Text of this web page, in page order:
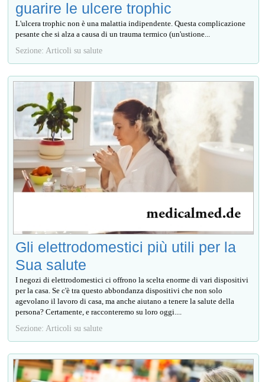
guarire le ulcere trophic
L'ulcera trophic non è una malattia indipendente. Questa complicazione
pesante che si alza a causa di un trauma termico (un'ustione...
Sezione: Articoli su salute
Gli elettrodomestici più utili per la
Sua salute
I negozi di elettrodomestici ci offrono la scelta enorme di vari dispositivi
per la casa. Se c'è tra questo abbondanza dispositivi che non solo
agevolano il lavoro di casa, ma anche aiutano a tenere la salute della
persona? Certamente, e racconteremo su loro oggi....
Sezione: Articoli su salute